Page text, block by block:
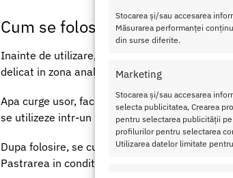
Stocarea și/sau accesarea
Măsurarea performanței
din surse diferite.
Marketing
Stocarea și/sau accesarea
selecta publicitatea, Crearea
pentru selectarea publicității
profilurilor pentru selectarea
Utilizarea datelor limitate
Cum se foloseste acest
Inainte de utilizare, se poate umple cu apa
delicat in zona anala, profitand de gatul lung
Apa curge usor, facilitand igiena prin clatire,
se utilizeze intr-un mediu curat, cu grija si
Dupa folosire, se curata temeinic cu apa si
Pastrarea in conditii bune prelungeste durata